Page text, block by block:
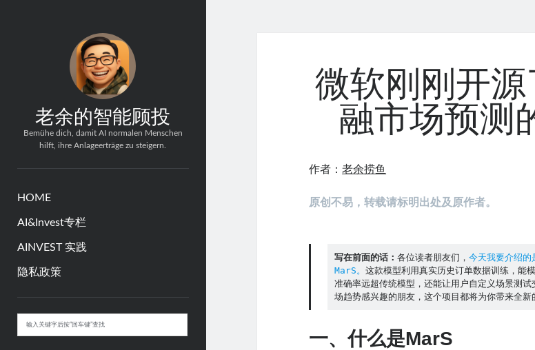
老余的智能顾投
Bemühe dich, damit AI normalen Menschen
hilft, ihre Anlageerträge zu steigern.
HOME
AI&Invest专栏
AINVEST 实践
隐私政策
Sidebar
微软刚刚开
融市场预测
作者：老余捞鱼
原创不易，转载请标明出处及原作者。
写在前面的话： 各位读者朋友们， 今天我要介绍的
MarS。 这款模型利用真实历史订单数据训练，能
准确率远超传统模型，还能让用户自定义场景测
场趋势感兴趣的朋友，这个项目都将为你带来全新
一、什么是MarS